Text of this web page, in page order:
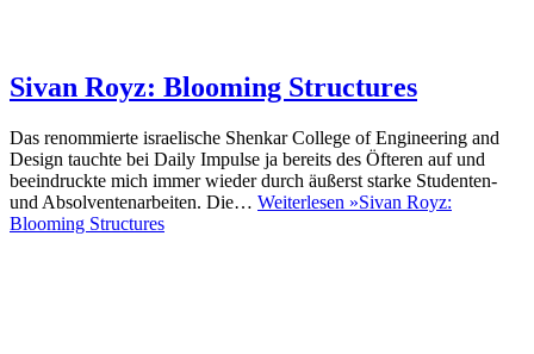
Sivan Royz: Blooming Structures
Das renommierte israelische Shenkar College of Engineering and
Design tauchte bei Daily Impulse ja bereits des Öfteren auf und
beeindruckte mich immer wieder durch äußerst starke Studenten-
und Absolventenarbeiten. Die… Weiterlesen »Sivan Royz:
Blooming Structures